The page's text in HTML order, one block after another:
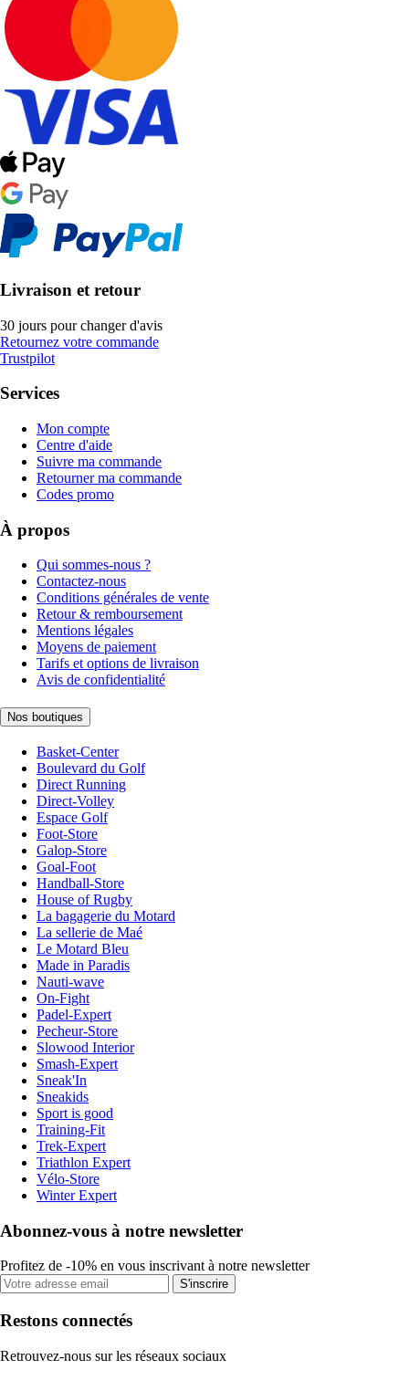
Livraison et retour
30 jours pour changer d'avis
Retournez votre commande
Trustpilot
Services
Mon compte
Centre d'aide
Suivre ma commande
Retourner ma commande
Codes promo
À propos
Qui sommes-nous ?
Contactez-nous
Conditions générales de vente
Retour & remboursement
Mentions légales
Moyens de paiement
Tarifs et options de livraison
Avis de confidentialité
Nos boutiques
Basket-Center
Boulevard du Golf
Direct Running
Direct-Volley
Espace Golf
Foot-Store
Galop-Store
Goal-Foot
Handball-Store
House of Rugby
La bagagerie du Motard
La sellerie de Maé
Le Motard Bleu
Made in Paradis
Nauti-wave
On-Fight
Padel-Expert
Pecheur-Store
Slowood Interior
Smash-Expert
Sneak'In
Sneakids
Sport is good
Training-Fit
Trek-Expert
Triathlon Expert
Vélo-Store
Winter Expert
Abonnez-vous à notre newsletter
Profitez de -10% en vous inscrivant à notre newsletter
S'inscrire
Restons connectés
Retrouvez-nous sur les réseaux sociaux